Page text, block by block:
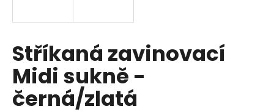
Stříkaná zavinovací
Midi sukně -
černá/zlatá
í
t
?